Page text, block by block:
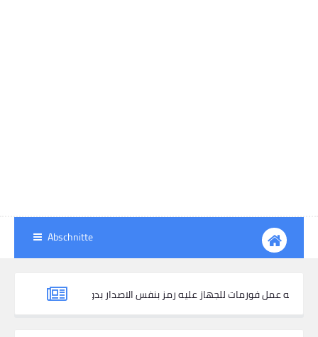
Abschnitte
صيني وطريقه عمل فورمات للجهاز عليه رمز بنفس الاصدار بدون رفعه